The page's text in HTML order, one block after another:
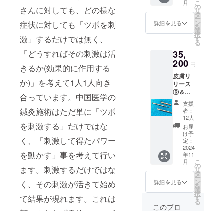
さんに対しても、どの様な
症状に対しても「ツボを刺
激」するだけでは無く、
「どうすればその刺激は活
きるか(効果的に作用する
か)」を考えて1人1人向き
合っています。中国医学の
鍼灸施術はただ単に「ツボ
を刺激する」だけではな
く、「刺激して得たパワー
を動かす」事を考えて行い
ます。刺激するだけではな
く、その刺激が活きて始め
て結果が現れます。これは
㎜)。
Acu
ティッ
長5.5㎝
(幅6
意：数
量に限
りはあ
りませ
んが、
リター
ン数が
多い場
合発送
が12月
になる
可能性
があり
ます。
の発送
で簡単
に行え
る刺さ
ない美
Bodyケ
ア2本
組。全
長約9.2
㎝(幅5
㎜、2
㎜)。左
右のお
顔同時
にケア
する場
合は2本
組がオ
スス
メ。 注
意：数
量に限
んが、
月
詳細を見る
こ
の
リ
タ
ー
ン
を
選
択
す
る
35,
200 円
皮膚リ
リース
Ⓡ＆ポ
イント
(2年間
の使い
方動画
学習投
稿付)、
自宅や
サロン
で簡単
に行え
る刺さ
ない美
(雑貨)＆
支援
者：
12人
お届
け予
定：
2024
年11
月
詳細を見る
こ
の
リ
タ
ー
ン
を
選
択
す
る
このプロ